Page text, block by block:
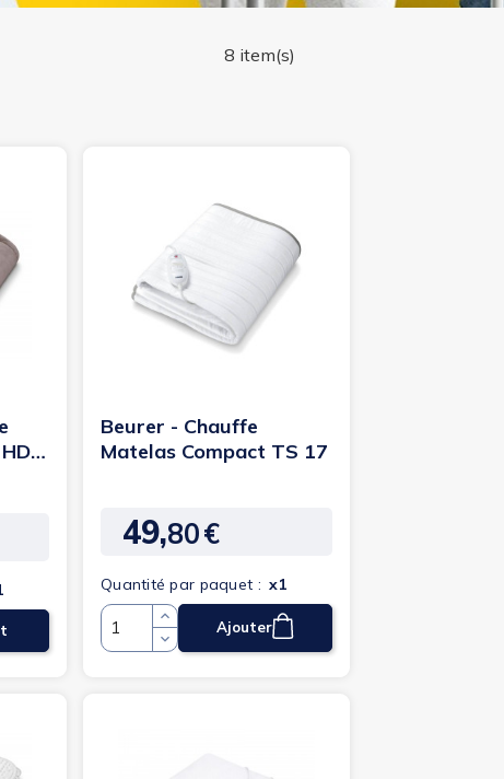
8 item(s)
Beurer - Chauffe
Matelas Compact TS 17
Prix
49,80€
Quantité par paquet : x1
QuantitéAjouter